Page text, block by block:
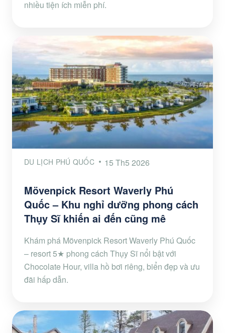
nhiều tiện ích miễn phí.
DU LỊCH PHÚ QUỐC 15 Th5 2026
Mövenpick Resort Waverly Phú
Quốc – Khu nghỉ dưỡng phong cách
Thụy Sĩ khiến ai đến cũng mê
Khám phá Mövenpick Resort Waverly Phú Quốc
– resort 5★ phong cách Thụy Sĩ nổi bật với
Chocolate Hour, villa hồ bơi riêng, biển đẹp và ưu
đãi hấp dẫn.